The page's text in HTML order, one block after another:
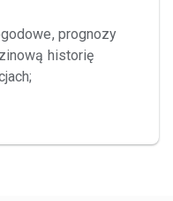
prognozy
historię